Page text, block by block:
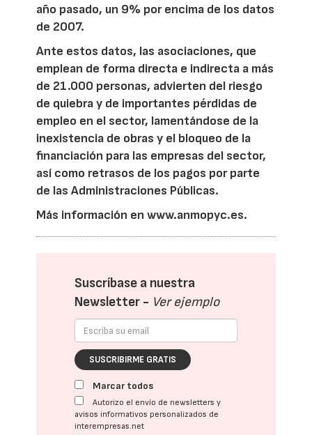
año pasado, un 9% por encima de los datos
de 2007.
Ante estos datos, las asociaciones, que
emplean de forma directa e indirecta a más
de 21.000 personas, advierten del riesgo
de quiebra y de importantes pérdidas de
empleo en el sector, lamentándose de la
inexistencia de obras y el bloqueo de la
financiación para las empresas del sector,
así como retrasos de los pagos por parte
de las Administraciones Públicas.
Más información enwww.anmopyc.es.
Suscríbase a nuestra
Newsletter - Ver ejemplo
SUSCRIBIRME GRATIS
Marcar todos
Autorizo el envío de newsletters y
avisos informativos personalizados de
interempresas.net